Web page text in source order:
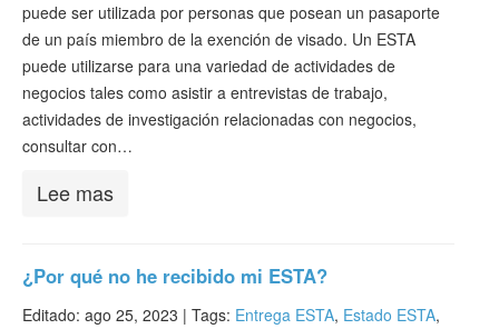
puede ser utilizada por personas que posean un pasaporte
de un país miembro de la exención de visado. Un ESTA
puede utilizarse para una variedad de actividades de
negocios tales como asistir a entrevistas de trabajo,
actividades de investigación relacionadas con negocios,
consultar con…
Lee mas
¿Por qué no he recibido mi ESTA?
Editado: ago 25, 2023 | Tags: Entrega ESTA, Estado ESTA,